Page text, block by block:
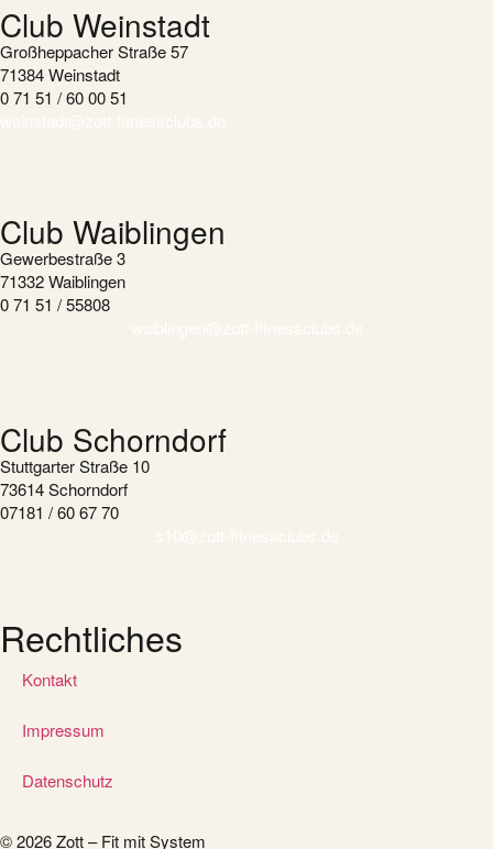
Club Weinstadt
Großheppacher Straße 57
71384 Weinstadt
0 71 51 / 60 00 51
Club Waiblingen
Gewerbestraße 3
71332 Waiblingen
0 71 51 / 55808
Club Schorndorf
Stuttgarter Straße 10
73614 Schorndorf
07181 / 60 67 70
Rechtliches
Kontakt
Impressum
Datenschutz
© 2026 Zott – Fit mit System